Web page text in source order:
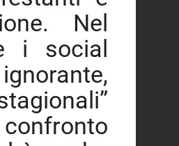
Nel
i social
confronto